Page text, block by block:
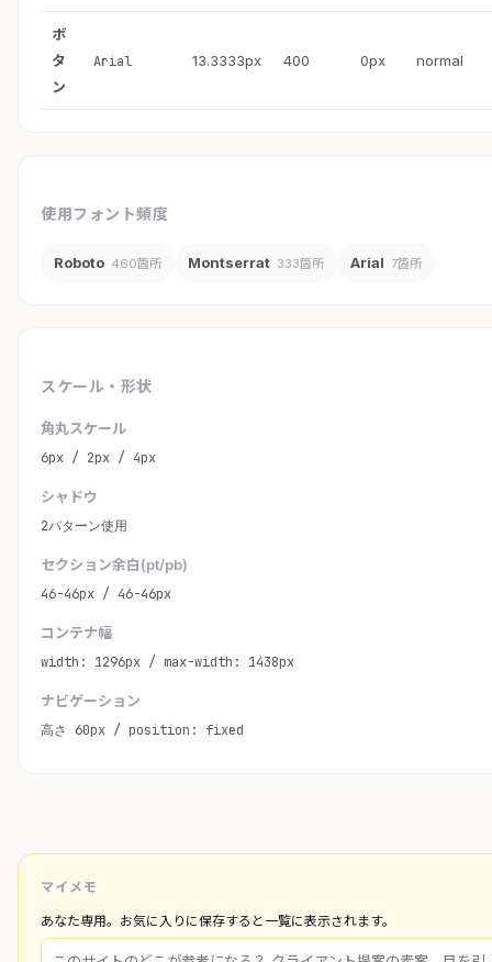
ボ
タ
ン
Arial 13.3333px 400 0px normal
使用フォント頻度
Roboto 460箇所 Montserrat 333箇所 Arial 7箇所
スケール・形状
角丸スケール
6px / 2px / 4px
シャドウ
2パターン使用
セクション余白(pt/pb)
46-46px / 46-46px
コンテナ幅
width: 1296px / max-width: 1438px
ナビゲーション
高さ 60px / position: fixed
マイメモ
あなた専用。お気に入りに保存すると一覧に表示されます。